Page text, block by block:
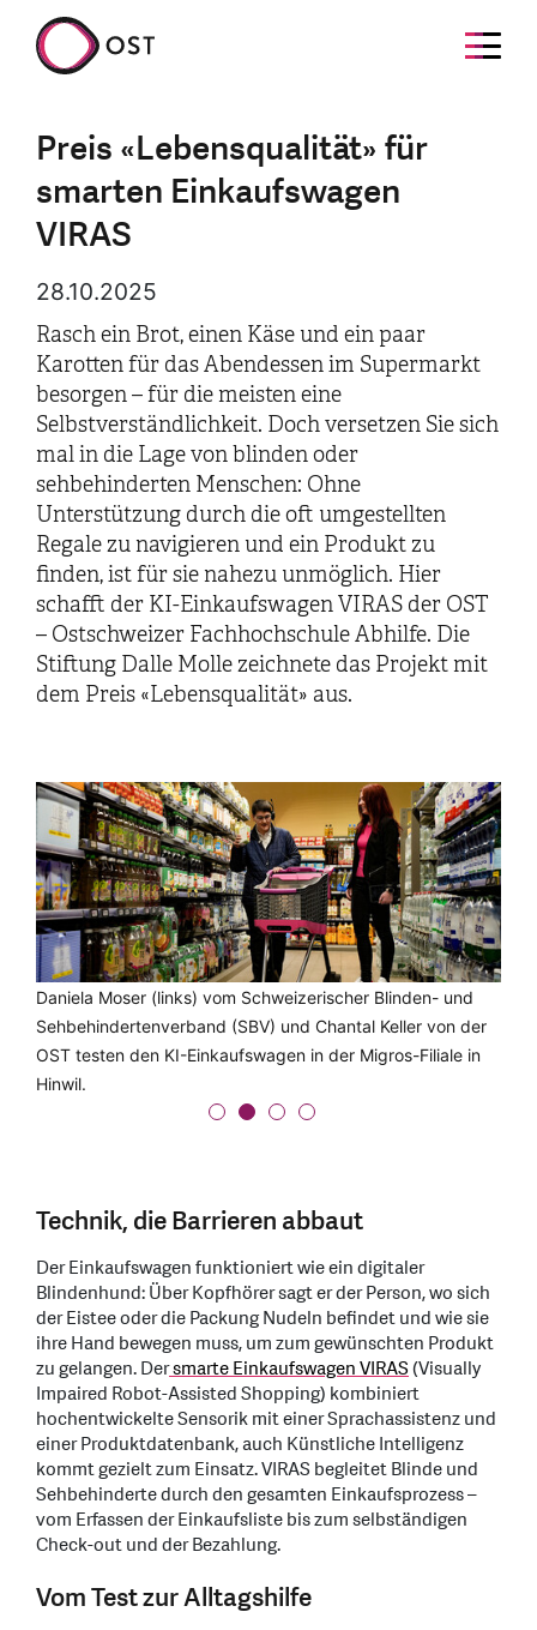
Preis «Lebensqualität» für
smarten Einkaufswagen
VIRAS
28.10.2025
Rasch ein Brot, einen Käse und ein paar
Karotten für das Abendessen im Supermarkt
besorgen – für die meisten eine
Selbstverständlichkeit. Doch versetzen Sie sich
mal in die Lage von blinden oder
sehbehinderten Menschen: Ohne
Unterstützung durch die oft umgestellten
Regale zu navigieren und ein Produkt zu
finden, ist für sie nahezu unmöglich. Hier
schafft der KI-Einkaufswagen VIRAS der OST
– Ostschweizer Fachhochschule Abhilfe. Die
Stiftung Dalle Molle zeichnete das Projekt mit
dem Preis «Lebensqualität» aus.
Auf dem Tablet ist zu sehen, wie der KI-Einkaufswagen
seine Umgebung mit Kameras wahrnimmt.
Daniela Moser (links) vom Schweizerischer Blinden- und
Sehbehindertenverband (SBV) und Chantal Keller von der
OST testen den KI-Einkaufswagen in der Migros-Filiale in
Hinwil.
Luciano Butera vom SBV beim Eistee: Der smarte
Einkaufswagen navigiert ihn zum gewünschten Produkt,
der Sprachassistent gibt ihm präzise Hilfestellungen.
Rolf Ingold (links), Président du Jury du Label Dalle Molle,
überreicht Chantal Keller und Dario Schlafroth von der OST
den Preis «Lebensqualität» für ihr Projekt VIRAS.
Technik, die Barrieren abbaut
Der Einkaufswagen funktioniert wie ein digitaler
Blindenhund: Über Kopfhörer sagt er der Person, wo sich
der Eistee oder die Packung Nudeln befindet und wie sie
ihre Hand bewegen muss, um zum gewünschten Produkt
zu gelangen. Dersmarte Einkaufswagen VIRAS(Visually
Impaired Robot-Assisted Shopping) kombiniert
hochentwickelte Sensorik mit einer Sprachassistenz und
einer Produktdatenbank, auch Künstliche Intelligenz
kommt gezielt zum Einsatz. VIRAS begleitet Blinde und
Sehbehinderte durch den gesamten Einkaufsprozess –
vom Erfassen der Einkaufsliste bis zum selbständigen
Check-out und der Bezahlung.
Vom Test zur Alltagshilfe